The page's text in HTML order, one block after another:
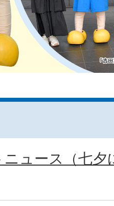
ニュース（七夕